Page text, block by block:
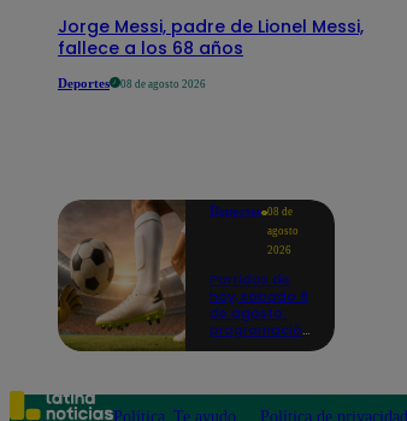
Jorge Messi, padre de Lionel Messi,
fallece a los 68 años
Deportes 08 de agosto 2026
Deportes 08 de
agosto
2026
Partidos de
hoy, sábado 8
de agosto:
programación
Política Te ayudo Política de privacidad